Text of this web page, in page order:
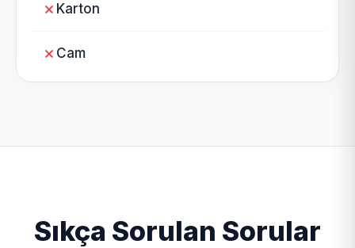
Karton
Cam
Sıkça Sorulan Sorular